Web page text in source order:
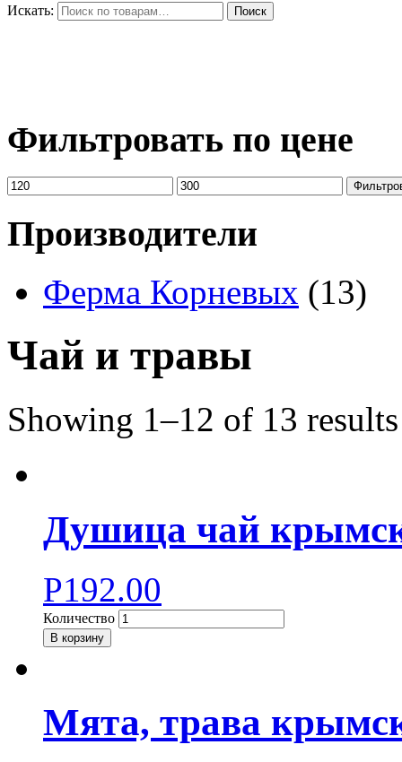
Искать:
Фильтровать по цене
Производители
Ферма Корневых (13)
Чай и травы
Showing 1–12 of 13 results
Душица чай
Р192.00
Количество
В корзину
Мята, трава